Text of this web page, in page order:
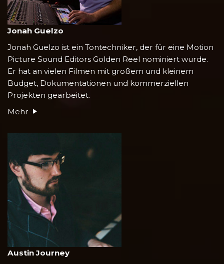
Jonah Guelzo
Jonah Guelzo ist ein Tontechniker, der für eine Motion
Picture Sound Editors Golden Reel nominiert wurde.
Er hat an vielen Filmen mit großem und kleinem
Budget, Dokumentationen und kommerziellen
Projekten gearbeitet.
Mehr
Austin Journey